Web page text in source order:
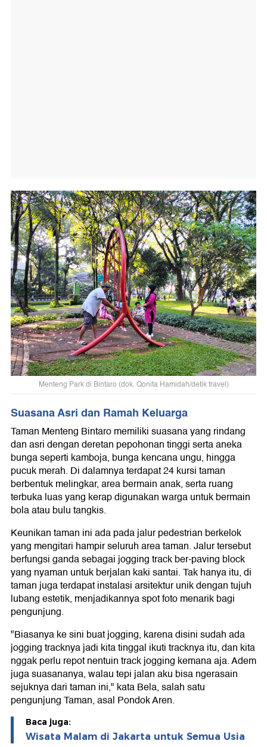
Menteng Park di Bintaro (dok. Qonita Hamidah/detik travel)
Suasana Asri dan Ramah Keluarga
Taman Menteng Bintaro memiliki suasana yang rindang
dan asri dengan deretan pepohonan tinggi serta aneka
bunga seperti kamboja, bunga kencana ungu, hingga
pucuk merah. Di dalamnya terdapat 24 kursi taman
berbentuk melingkar, area bermain anak, serta ruang
terbuka luas yang kerap digunakan warga untuk bermain
bola atau bulu tangkis.
Keunikan taman ini ada pada jalur pedestrian berkelok
yang mengitari hampir seluruh area taman. Jalur tersebut
berfungsi ganda sebagai jogging track ber-paving block
yang nyaman untuk berjalan kaki santai. Tak hanya itu, di
taman juga terdapat instalasi arsitektur unik dengan tujuh
lubang estetik, menjadikannya spot foto menarik bagi
pengunjung.
"Biasanya ke sini buat jogging, karena disini sudah ada
jogging tracknya jadi kita tinggal ikuti tracknya itu, dan kita
nggak perlu repot nentuin track jogging kemana aja. Adem
juga suasananya, walau tepi jalan aku bisa ngerasain
sejuknya dari taman ini," kata Bela, salah satu
pengunjung Taman, asal Pondok Aren.
Baca juga:
Wisata Malam di Jakarta untuk Semua Usia